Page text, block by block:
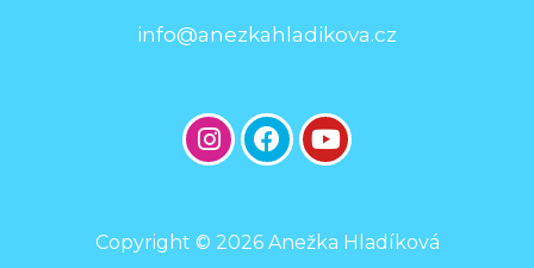
info@anezkahladikova.cz
Copyright © 2026 Anežka Hladíková